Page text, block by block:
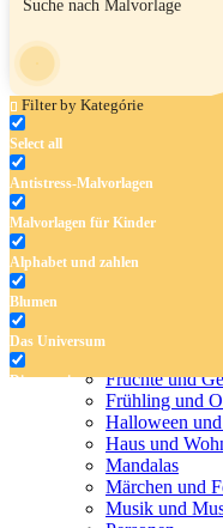
Filter by Kategórie
Select all
Antistress-Malvorlagen
Malvorlagen für Kinder
Alphabet und zahlen
Blumen
Das Universum
Dinosaurier
Früchte und Gemüse
Frühling und Ostern
Halloween und Herbst
Geben Sie den Namen, das
Malbuchs ein.
Malvorlagen für
Alphabet und
Früchte und
Frühling und
Halloween
Haus und
Mandalas
Märchen und
Musik und